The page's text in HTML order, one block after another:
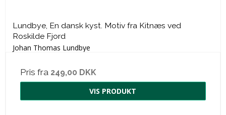
Lundbye, En dansk kyst. Motiv fra Kitnæs ved
Roskilde Fjord
Johan Thomas Lundbye
Pris fra 249,00 DKK
VIS PRODUKT